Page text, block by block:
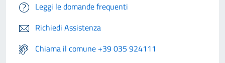
Leggi le domande frequenti
Richiedi Assistenza
Chiama il comune +39 035 924111